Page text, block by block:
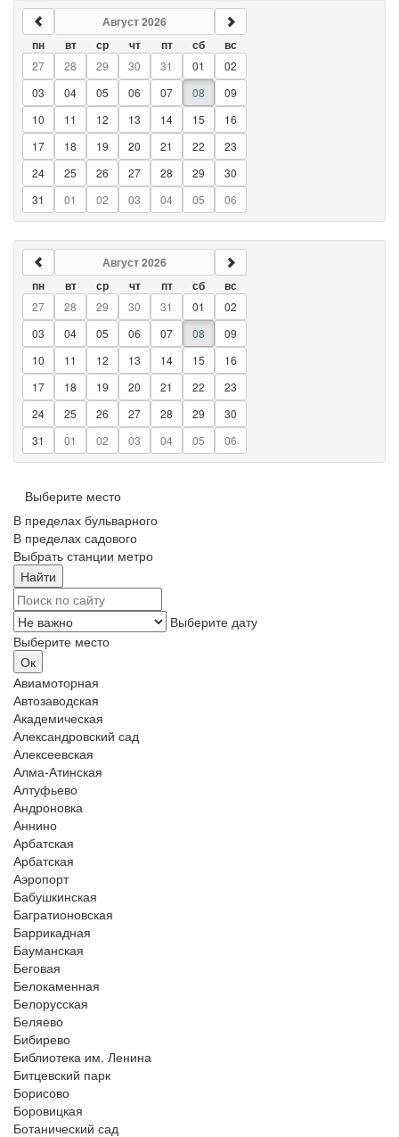
Август 2026
пн вт ср чт пт сб
вс
27
28 29 30 31 01
02
03
04 05 06 07 08
09
10
11 12 13 14 15
16
17
18 19 20 21 22
23
24
25 26 27 28 29
30
31
01 02 03 04 05 06
Август 2026
пн вт ср чт пт сб
вс
27
28 29 30 31 01
02
03
04 05 06 07 08
09
10
11 12 13 14 15
16
17
18 19 20 21 22
23
24
25 26 27 28 29
30
31
01 02 03 04 05 06
Выберите место
В пределах бульварного
В пределах садового
Выбрать станции метро
Выберите дату
Выберите место
Авиамоторная
Автозаводская
Академическая
Александровский сад
Алексеевская
Алма-Атинская
Алтуфьево
Андроновка
Аннино
Арбатская
Арбатская
Аэропорт
Бабушкинская
Багратионовская
Баррикадная
Бауманская
Беговая
Белокаменная
Белорусская
Беляево
Бибирево
Библиотека им. Ленина
Битцевский парк
Борисово
Боровицкая
Ботанический сад